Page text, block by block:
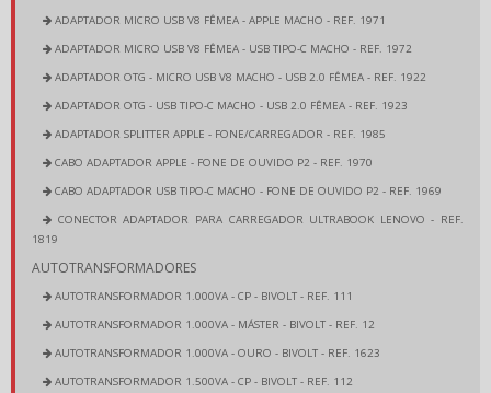
ADAPTADOR MICRO USB V8 FÊMEA - APPLE MACHO - REF. 1971
ADAPTADOR MICRO USB V8 FÊMEA - USB TIPO-C MACHO - REF. 1972
ADAPTADOR OTG - MICRO USB V8 MACHO - USB 2.0 FÊMEA - REF. 1922
ADAPTADOR OTG - USB TIPO-C MACHO - USB 2.0 FÊMEA - REF. 1923
ADAPTADOR SPLITTER APPLE - FONE/CARREGADOR - REF. 1985
CABO ADAPTADOR APPLE - FONE DE OUVIDO P2 - REF. 1970
CABO ADAPTADOR USB TIPO-C MACHO - FONE DE OUVIDO P2 - REF. 1969
CONECTOR ADAPTADOR PARA CARREGADOR ULTRABOOK LENOVO - REF.
1819
AUTOTRANSFORMADORES
AUTOTRANSFORMADOR 1.000VA - CP - BIVOLT - REF. 111
AUTOTRANSFORMADOR 1.000VA - MÁSTER - BIVOLT - REF. 12
AUTOTRANSFORMADOR 1.000VA - OURO - BIVOLT - REF. 1623
AUTOTRANSFORMADOR 1.500VA - CP - BIVOLT - REF. 112